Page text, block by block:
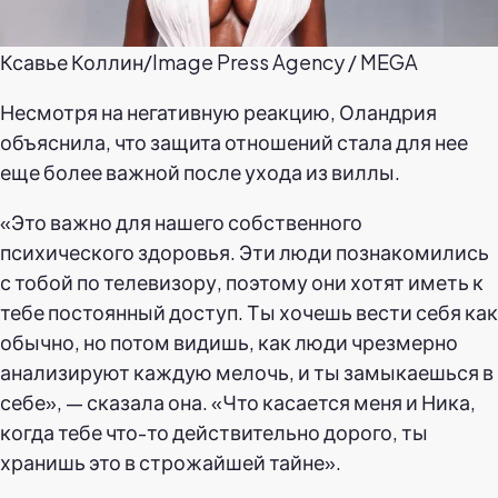
Ксавье Коллин/Image Press Agency / MEGA
Несмотря на негативную реакцию, Оландрия
объяснила, что защита отношений стала для нее
еще более важной после ухода из виллы.
«Это важно для нашего собственного
психического здоровья. Эти люди познакомились
с тобой по телевизору, поэтому они хотят иметь к
тебе постоянный доступ. Ты хочешь вести себя как
обычно, но потом видишь, как люди чрезмерно
анализируют каждую мелочь, и ты замыкаешься в
себе», — сказала она. «Что касается меня и Ника,
когда тебе что-то действительно дорого, ты
хранишь это в строжайшей тайне».